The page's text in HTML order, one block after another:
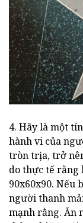
4. Hãy là một
hành vi của
tròn trịa, trở
do thực tế rằng
90x60x90. Nếu
người thanh
mạnh rằng. Ăn